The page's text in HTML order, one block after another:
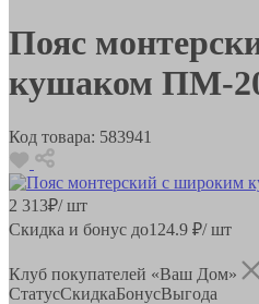
Пояс
кушаком ПМ-
Код товара: 583941
2 313₽/ шт
Скидка и бонус до124.9 ₽/ шт
Клуб покупателей «Ваш Дом»
СтатусСкидкаБонусВыгода